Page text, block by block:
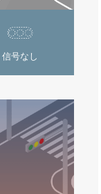
信号なし